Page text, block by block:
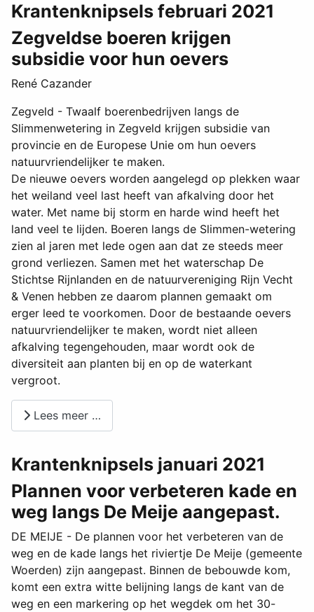
Krantenknipsels februari 2021
Zegveldse boeren krijgen
subsidie voor hun oevers
René Cazander
Zegveld - Twaalf boerenbedrijven langs de
Slimmenwetering in Zegveld krijgen subsidie van
provincie en de Europese Unie om hun oevers
natuurvriendelijker te maken.
De nieuwe oevers worden aangelegd op plekken waar
het weiland veel last heeft van afkalving door het
water. Met name bij storm en harde wind heeft het
land veel te lijden. Boeren langs de Slimmen-wetering
zien al jaren met lede ogen aan dat ze steeds meer
grond verliezen. Samen met het waterschap De
Stichtse Rijnlanden en de natuurvereniging Rijn Vecht
& Venen hebben ze daarom plannen gemaakt om
erger leed te voorkomen. Door de bestaande oevers
natuurvriendelijker te maken, wordt niet alleen
afkalving tegengehouden, maar wordt ook de
diversiteit aan planten bij en op de waterkant
vergroot.
Lees meer …
Krantenknipsels januari 2021
Plannen voor verbeteren kade en
weg langs De Meije aangepast.
DE MEIJE - De plannen voor het verbeteren van de
weg en de kade langs het riviertje De Meije (gemeente
Woerden) zijn aangepast. Binnen de bebouwde kom,
komt een extra witte belijning langs de kant van de
weg en een markering op het wegdek om het 30-